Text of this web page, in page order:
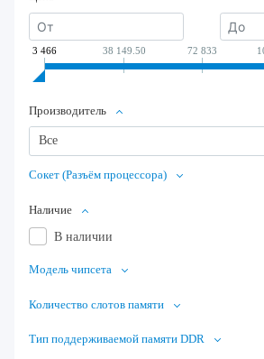
3 466 38 149.50 72 833
Производитель
Все
Сокет (Разъём процессора)
Наличие
В наличии
Модель чипсета
Количество слотов памяти
Тип поддерживаемой памяти DDR